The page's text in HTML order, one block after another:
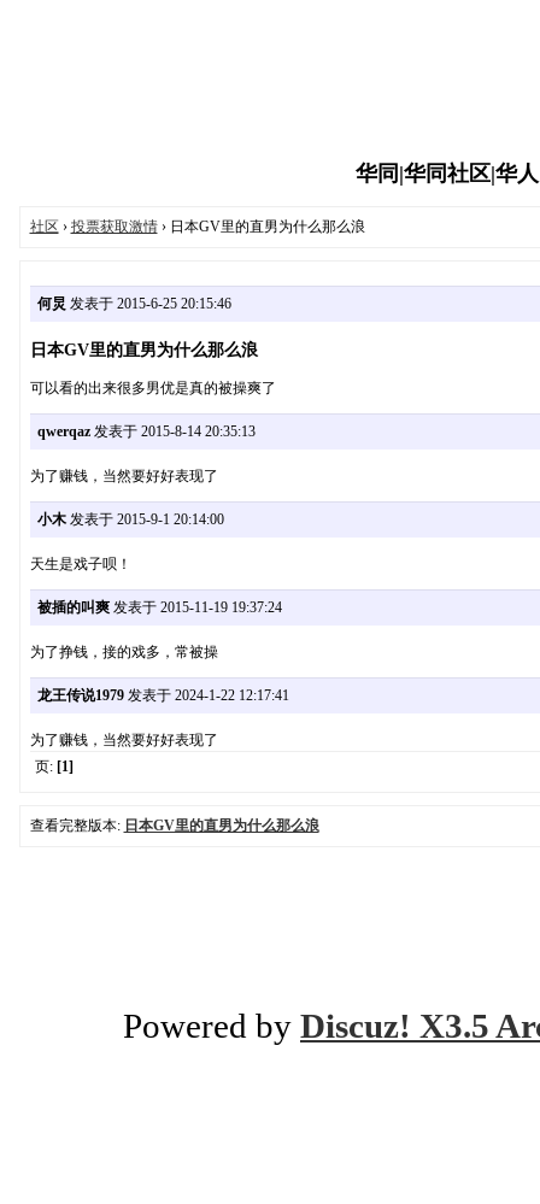
华同|华同社区|华
社区› 投票获取激情› 日本GV里的直男为什么那么浪
何炅 发表于 2015-6-25 20:15:46
日本GV里的直男为什么那么浪
可以看的出来很多男优是真的被操爽了
qwerqaz发表于 2015-8-14 20:35:13
为了赚钱，当然要好好表现了
小木发表于 2015-9-1 20:14:00
天生是戏子呗！
被插的叫爽发表于 2015-11-19 19:37:24
为了挣钱，接的戏多，常被操
龙王传说1979发表于 2024-1-22 12:17:41
为了赚钱，当然要好好表现了
页: [1]
查看完整版本: 日本GV里的直男为什么那么浪
Powered by Discuz! X3.5